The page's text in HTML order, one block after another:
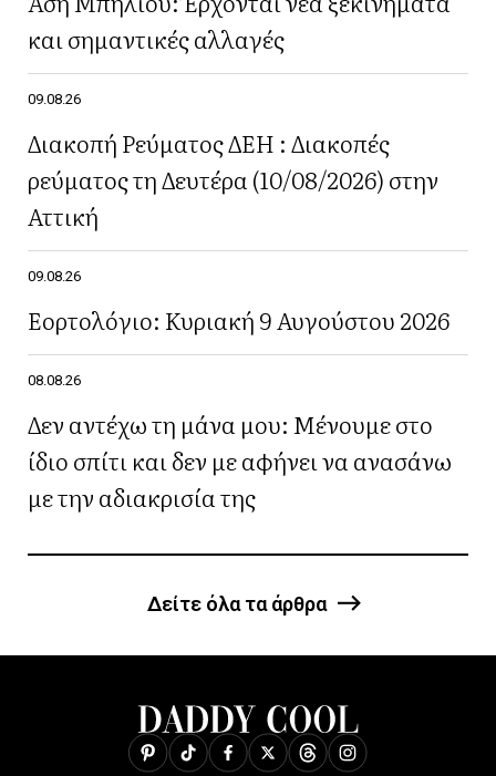
και σημαντικές αλλαγές
09.08.26
Διακοπή Ρεύματος ΔΕΗ : Διακοπές
ρεύματος τη Δευτέρα (10/08/2026) στην
Αττική
09.08.26
Εορτολόγιο: Κυριακή 9 Αυγούστου 2026
08.08.26
Δεν αντέχω τη μάνα μου: Μένουμε στο
ίδιο σπίτι και δεν με αφήνει να ανασάνω
με την αδιακρισία της
Δείτε όλα τα άρθρα